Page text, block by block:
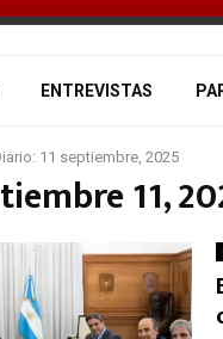
ENTREVISTAS
11 septiembre, 2025
11,